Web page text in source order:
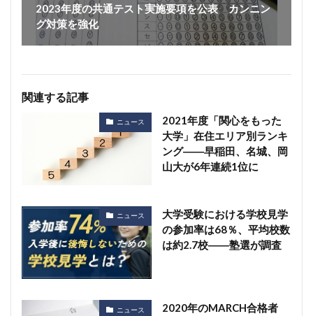
2023年度の共通テスト実施要項を公表 カンニン
グ対策を強化
関連する記事
ニュース
2021年度「関心をもった
大学」在住エリア別ランキ
ング――早稲田、名城、岡
山大が6年連続1位に
ニュース
大学受験における学校見学
の参加率は68％、平均校数
は約2.7校――塾選が調査
ニュース
2020年のMARCH合格者